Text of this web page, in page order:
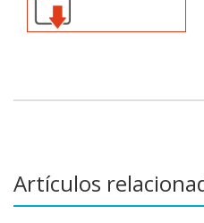
Artículos